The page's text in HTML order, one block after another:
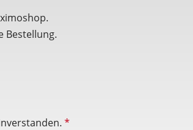
Bestellung.
*